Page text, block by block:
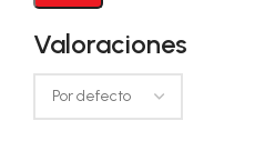
Valoraciones